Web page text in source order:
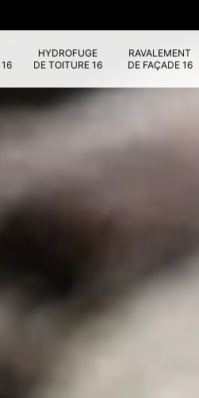
HYDROFUGE
DE TOITURE 16
RAVALEMENT
DE FAÇADE 16